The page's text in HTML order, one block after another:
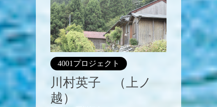
4001プロジェクト
川村英子 （上ノ
越）